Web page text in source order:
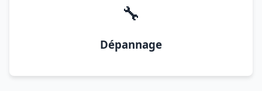
🔧
Dépannage